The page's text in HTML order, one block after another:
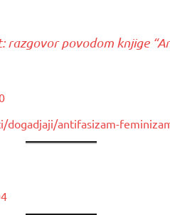
povodom knjige
antifasizam-